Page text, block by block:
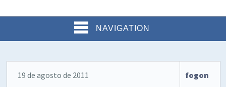
NAVIGATION
19 de agosto de 2011 fogon